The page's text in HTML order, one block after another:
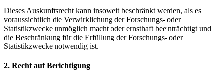
Dieses Auskunftsrecht kann insoweit beschränkt werden, als es
voraussichtlich die Verwirklichung der Forschungs- oder
Statistikzwecke unmöglich macht oder ernsthaft beeinträchtigt und
die Beschränkung für die Erfüllung der Forschungs- oder
Statistikzwecke notwendig ist.
2. Recht auf Berichtigung